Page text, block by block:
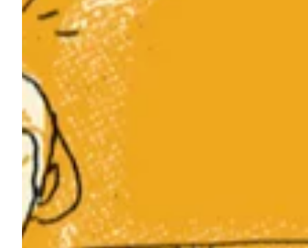
Na escola
Na família
Colunas
Conteúdos
Colecionáveis
Cursos On line